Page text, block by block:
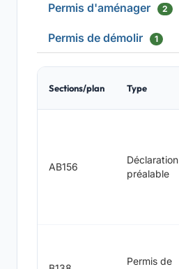
Permis d'aménager 2
Permis de démolir 1
Sections/plan Type
AB156
Déclaration
préalable
Permis de